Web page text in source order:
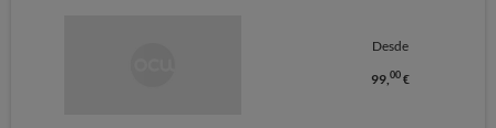
Desde
99, 00€